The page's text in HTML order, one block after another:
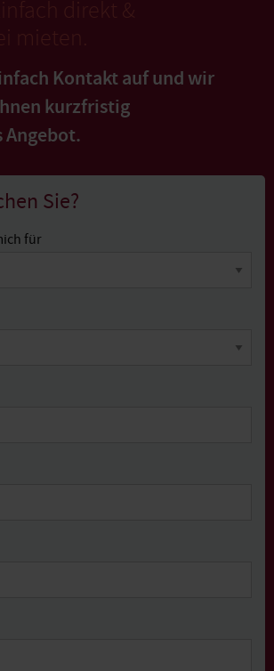
direkt &
mieten.
Kontakt auf und wir
kurzfristig
Sie?
für